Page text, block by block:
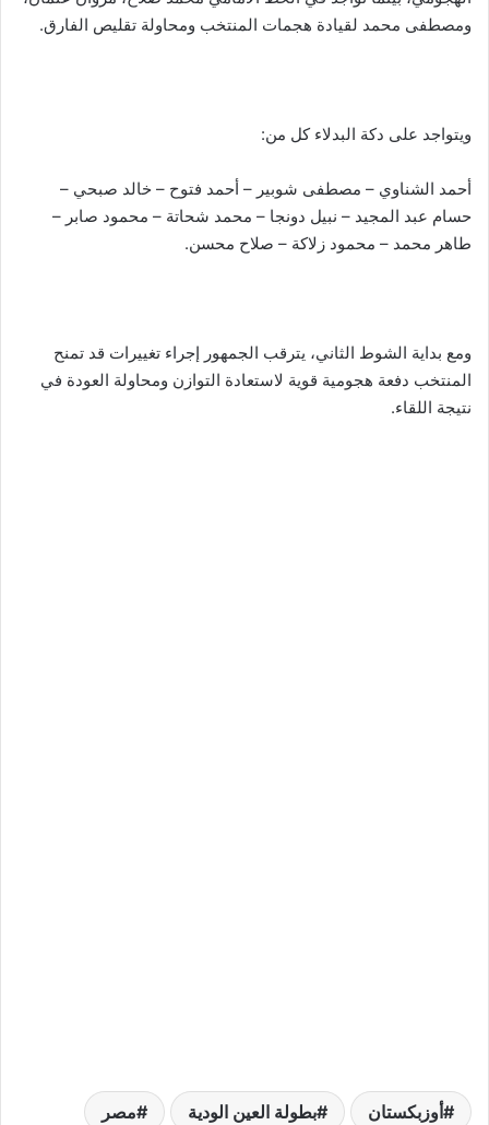
ومصطفى محمد لقيادة هجمات المنتخب ومحاولة تقليص الفارق.
ويتواجد على دكة البدلاء كل من:
أحمد الشناوي – مصطفى شوبير – أحمد فتوح – خالد صبحي –
حسام عبد المجيد – نبيل دونجا – محمد شحاتة – محمود صابر –
طاهر محمد – محمود زلاكة – صلاح محسن.
ومع بداية الشوط الثاني، يترقب الجمهور إجراء تغييرات قد تمنح
المنتخب دفعة هجومية قوية لاستعادة التوازن ومحاولة العودة في
نتيجة اللقاء.
أوزبكستان بطولة العين الودية مصر